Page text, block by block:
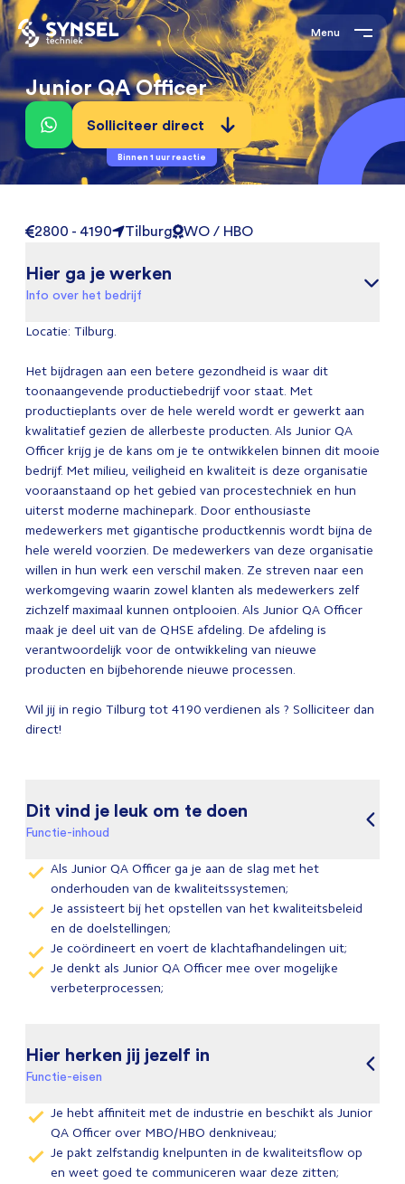
Menu
Junior QA Officer
Solliciteer direct
Binnen 1 uur reactie
2800 - 4190 Tilburg WO / HBO
Hier ga je werken
Info over het bedrijf
Locatie: Tilburg.
Het bijdragen aan een betere gezondheid is waar dit
toonaangevende productiebedrijf voor staat. Met
productieplants over de hele wereld wordt er gewerkt aan
kwalitatief gezien de allerbeste producten. Als Junior QA
Officer krijg je de kans om je te ontwikkelen binnen dit mooie
bedrijf. Met milieu, veiligheid en kwaliteit is deze organisatie
vooraanstaand op het gebied van procestechniek en hun
uiterst moderne machinepark. Door enthousiaste
medewerkers met gigantische productkennis wordt bijna de
hele wereld voorzien. De medewerkers van deze organisatie
willen in hun werk een verschil maken. Ze streven naar een
werkomgeving waarin zowel klanten als medewerkers zelf
zichzelf maximaal kunnen ontplooien. Als Junior QA Officer
maak je deel uit van de QHSE afdeling. De afdeling is
verantwoordelijk voor de ontwikkeling van nieuwe
producten en bijbehorende nieuwe processen.
Wil jij in regio Tilburg tot 4190 verdienen als ? Solliciteer dan
direct!
Dit vind je leuk om te doen
Functie-inhoud
Als Junior QA Officer ga je aan de slag met het
onderhouden van de kwaliteitssystemen;
Je assisteert bij het opstellen van het kwaliteitsbeleid
en de doelstellingen;
Je coördineert en voert de klachtafhandelingen uit;
Je denkt als Junior QA Officer mee over mogelijke
verbeterprocessen;
Hier herken jij jezelf in
Functie-eisen
Je hebt affiniteit met de industrie en beschikt als Junior
QA Officer over MBO/HBO denkniveau;
Je pakt zelfstandig knelpunten in de kwaliteitsflow op
en weet goed te communiceren waar deze zitten;